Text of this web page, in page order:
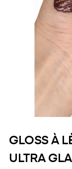
GLOSS À
ULTRA